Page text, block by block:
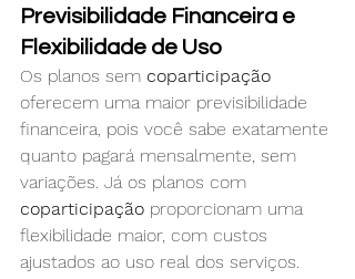
Previsibilidade Financeira e
Flexibilidade de Uso
Os planos sem coparticipação
oferecem uma maior previsibilidade
financeira, pois você sabe exatamente
quanto pagará mensalmente, sem
variações. Já os planos com
coparticipação proporcionam uma
flexibilidade maior, com custos
ajustados ao uso real dos serviços.